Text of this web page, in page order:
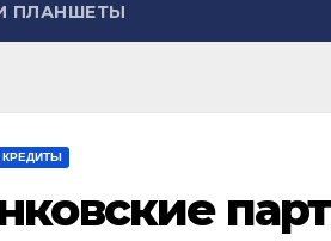
ПЛАНШЕТЫ
КРЕДИТЫ